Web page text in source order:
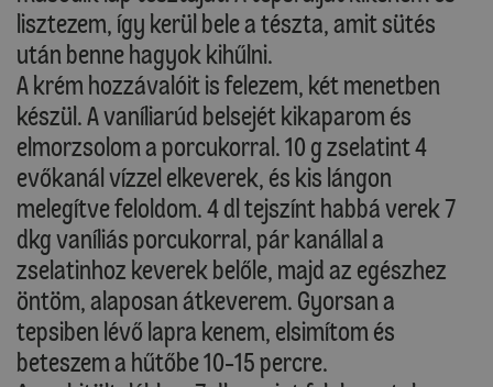
lisztezem, így kerül bele a tészta, amit sütés
után benne hagyok kihűlni.
A krém hozzávalóit is felezem, két menetben
készül. A vaníliarúd belsejét kikaparom és
elmorzsolom a porcukorral. 10 g zselatint 4
evőkanál vízzel elkeverek, és kis lángon
melegítve feloldom. 4 dl tejszínt habbá verek 7
dkg vaníliás porcukorral, pár kanállal a
zselatinhoz keverek belőle, majd az egészhez
öntöm, alaposan átkeverem. Gyorsan a
tepsiben lévő lapra kenem, elsimítom és
beteszem a hűtőbe 10-15 percre.